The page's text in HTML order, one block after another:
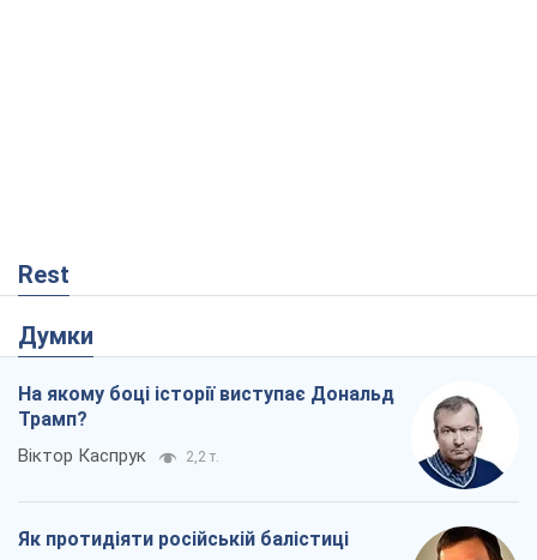
Rest
Думки
На якому боці історії виступає Дональд
Трамп?
Віктор Каспрук 2,2 т.
Як протидіяти російській балістиці